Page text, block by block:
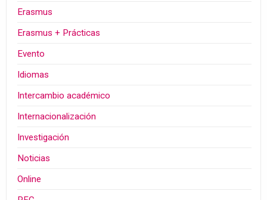
Erasmus
Erasmus + Prácticas
Evento
Idiomas
Intercambio académico
Internacionalización
Investigación
Noticias
Online